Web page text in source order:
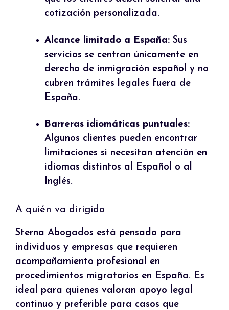
cotización personalizada.
Alcance limitado a España: Sus
servicios se centran únicamente en
derecho de inmigración español y no
cubren trámites legales fuera de
España.
Barreras idiomáticas puntuales:
Algunos clientes pueden encontrar
limitaciones si necesitan atención en
idiomas distintos al Español o al
Inglés.
A quién va dirigido
Sterna Abogados está pensado para
individuos y empresas que requieren
acompañamiento profesional en
procedimientos migratorios en España. Es
ideal para quienes valoran apoyo legal
continuo y preferible para casos que